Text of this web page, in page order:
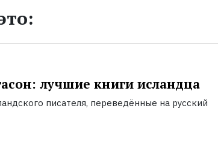
лучшие книги исландца
писателя, переведённые на русский